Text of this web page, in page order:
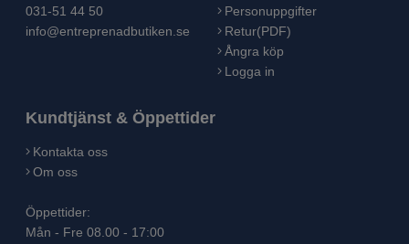
031-51 44 50
info@entreprenadbutiken.se
Personuppgifter
Retur(PDF)
Ångra köp
Logga in
Kundtjänst & Öppettider
Kontakta oss
Om oss
Öppettider:
Mån - Fre 08.00 - 17:00